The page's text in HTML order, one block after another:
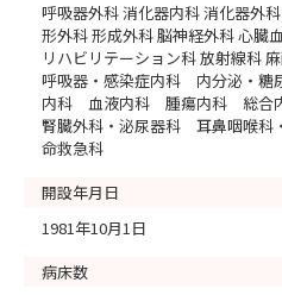
呼吸器外科 消化器内科 消化器外
形外科 形成外科 脳神経外科 心臓
リハビリテーション科 放射線科
呼吸器・感染症内科 内分泌・
内科 血液内科 腫瘍内科 総合
腎臓外科・泌尿器科 耳鼻咽喉
命救急科
開設年月日
1981年10月1日
病床数